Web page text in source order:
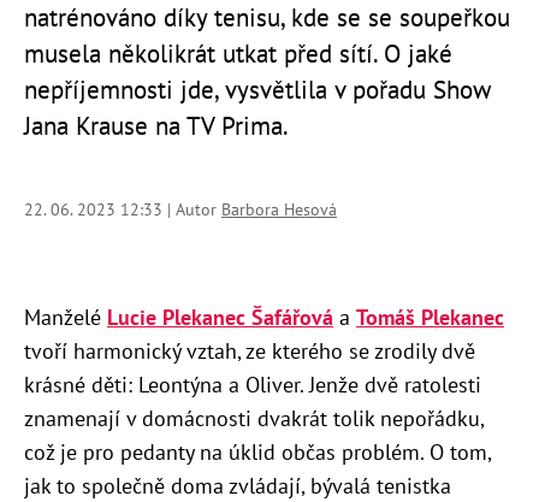
natrénováno díky tenisu, kde se se soupeřkou
musela několikrát utkat před sítí. O jaké
nepříjemnosti jde, vysvětlila v pořadu Show
Jana Krause na TV Prima.
22. 06. 2023 12:33 | Autor Barbora Hesová
Manželé Lucie Plekanec Šafářová a Tomáš Plekanec
tvoří harmonický vztah, ze kterého se zrodily dvě
krásné děti: Leontýna a Oliver. Jenže dvě ratolesti
znamenají v domácnosti dvakrát tolik nepořádku,
což je pro pedanty na úklid občas problém. O tom,
jak to společně doma zvládají, bývalá tenistka